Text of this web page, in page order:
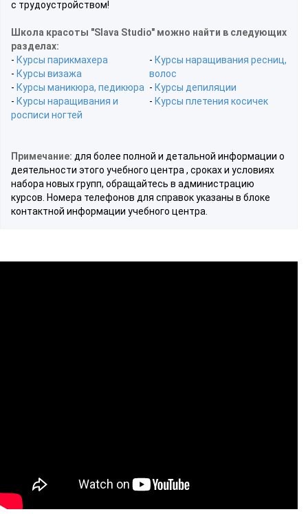
с трудоустройством!
Школа красоты "Slava Studio" можно найти в следующих
разделах:
- Курсы парикмахера
- Курсы визажа
- Курсы маникюра, педикюра
- Курсы наращивания и
росписи ногтей
- Курсы наращивания ресниц,
волос
- Курсы депиляции
- Курсы плетения косичек
Примечание: для более полной и детальной информации о
деятельности этого учебного центра , сроках и условиях
набора новых групп, обращайтесь в администрацию
курсов. Номера телефонов для справок указаны в блоке
контактной информации учебного центра.